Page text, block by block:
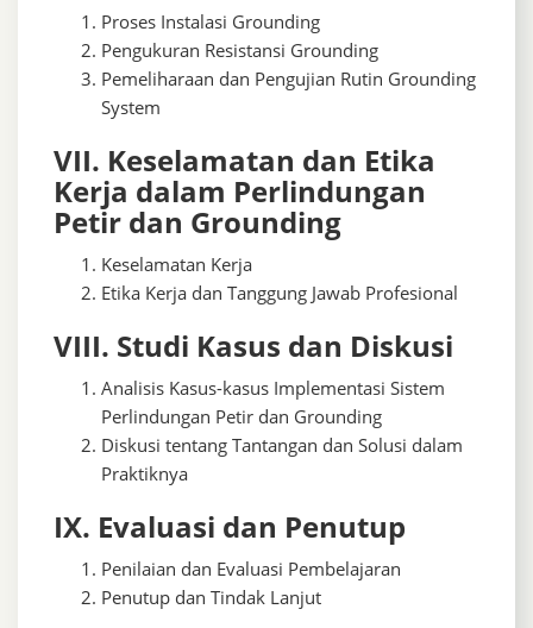
Proses Instalasi Grounding
Pengukuran Resistansi Grounding
Pemeliharaan dan Pengujian Rutin Grounding
System
VII. Keselamatan dan Etika
Kerja dalam Perlindungan
Petir dan Grounding
Keselamatan Kerja
Etika Kerja dan Tanggung Jawab Profesional
VIII. Studi Kasus dan Diskusi
Analisis Kasus-kasus Implementasi Sistem
Perlindungan Petir dan Grounding
Diskusi tentang Tantangan dan Solusi dalam
Praktiknya
IX. Evaluasi dan Penutup
Penilaian dan Evaluasi Pembelajaran
Penutup dan Tindak Lanjut